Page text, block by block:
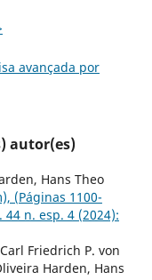
avançada por
autor(es)
Hans Theo
(Páginas 1100-
n. esp. 4 (2024):
Friedrich P. von
Harden, Hans